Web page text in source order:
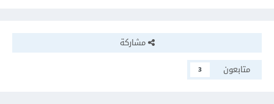
مشاركة
متابعون
3